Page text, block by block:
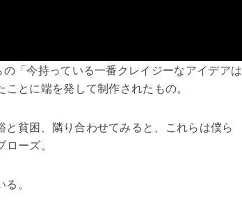
「今持っている一番クレイジーなアイデアは
とに端を発して制作されたもの。
と貧困、隣り合わせてみると、これらは僕ら
ーズ。
。